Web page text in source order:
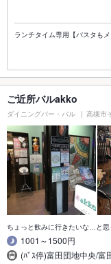
ランチタイム専用【パスタも
ご近所バルakko
ダイニングバー・バル 高槻市
ちょっと飲みに行きたいな…と思
1001～1500円
(ﾊﾞｽ停)富田団地中央/富